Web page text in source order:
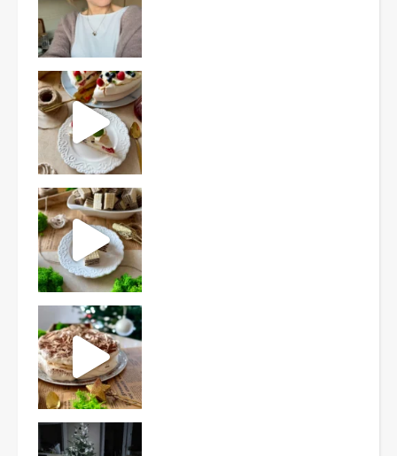
Ten deser to prawdziwy HIT PRL-u! Wafle przełożo